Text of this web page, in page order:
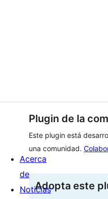
Plugin de la
Este plugin está
una comunidad.
Adopta este
Acerca
de
Noticias